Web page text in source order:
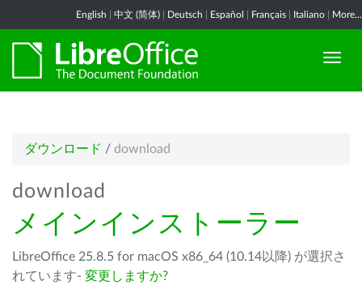
English 中文 (简体) Deutsch Español Français Italiano More...
ダウンロード / download
download
メインインストーラー
LibreOffice 25.8.5 for macOS x86_64 (10.14以降) が選択さ
れています- 変更しますか?